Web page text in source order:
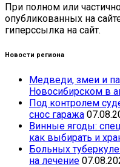
При полном или
опубликованных на
гиперссылка на сайт.
Новости региона
Медведи, змеи и
Новосибирском в
Под контролем
снос гаража
Винные ягоды:
как выбирать и
Больных
на лечение